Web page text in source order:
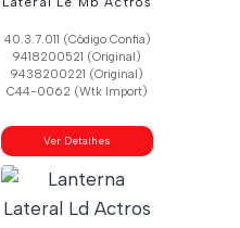
40.3.7.011 (Código Confia)
9418200521 (Original)
9438200221 (Original)
C44-0062 (Wtk Import)
Ver Detalhes